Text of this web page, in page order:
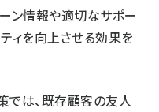
ン情報や適切なサポー
ィを向上させる効果を
では、既存顧客の友人